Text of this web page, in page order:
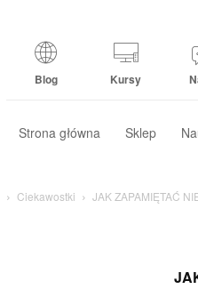
Blog Kursy
Strona główna Sklep
Ciekawostki JAK ZAPAMIĘTAĆ